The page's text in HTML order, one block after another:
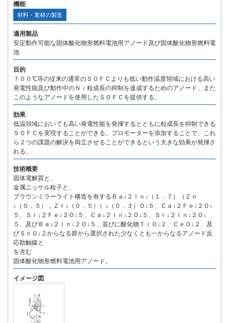
機能
材料・素材の製造
適用製品
安定動作可能な固体酸化物形燃料電池用アノード及び固体酸化物形燃料電
池
目的
７００℃等の従来の通常のＳＯＦＣよりも低い動作温度領域における高い
発電性能及び動作中のＮｉ粒成長の抑制を達成するためのアノード、また
このようなアノードを使用したＳＯＦＣを提供する。
効果
低温領域においても高い発電性能を発揮するとともに粒成長を抑制できる
ＳＯＦＣを実現することができる。プロモーターを添加することで、これ
ら２つの課題の解決を両立させることができるという大きな効果が発揮さ
れる。
技術概要
固体電解質と、
金属ニッケル粒子と、
ブラウンミラーライト構造を有するＢａ↓２Ｉｎ↓（１．７）（Ｚｎ
↓（０．５），Ｚｒ↓（０．５））↓（０．３）Ｏ↓５、Ｃａ↓２Ｆｅ↓２Ｏ↓
５、Ｓｒ↓２Ｆｅ↓２Ｏ↓５、Ｃａ↓２Ｉｎ↓２Ｏ↓５、Ｓｒ↓２Ｉｎ↓２Ｏ↓
５、及びＢａ↓２Ｉｎ↓２Ｏ↓５、並びに酸化物ＴｉＯ↓２、ＣｅＯ↓２、及
びＳｎＯ↓２からなる群から選択された少なくとも一からなるアノード反
応助触媒と
を含む
固体酸化物形燃料電池用アノード。
イメージ図